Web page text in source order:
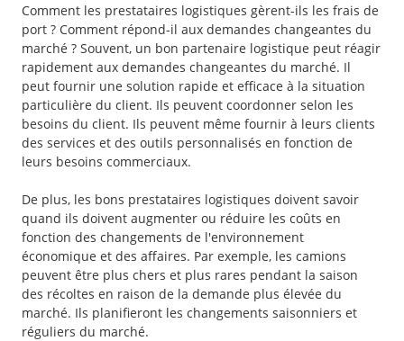
Comment les prestataires logistiques gèrent-ils les frais de
port ? Comment répond-il aux demandes changeantes du
marché ? Souvent, un bon partenaire logistique peut réagir
rapidement aux demandes changeantes du marché. Il
peut fournir une solution rapide et efficace à la situation
particulière du client. Ils peuvent coordonner selon les
besoins du client. Ils peuvent même fournir à leurs clients
des services et des outils personnalisés en fonction de
leurs besoins commerciaux.
De plus, les bons prestataires logistiques doivent savoir
quand ils doivent augmenter ou réduire les coûts en
fonction des changements de l'environnement
économique et des affaires. Par exemple, les camions
peuvent être plus chers et plus rares pendant la saison
des récoltes en raison de la demande plus élevée du
marché. Ils planifieront les changements saisonniers et
réguliers du marché.